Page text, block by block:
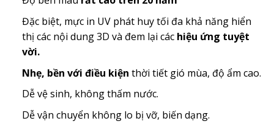
Đặc biệt, mực in UV phát huy tối đa khả năng hiển
thị các nội dung 3D và đem lại các hiệu ứng tuyệt
vời.
Nhẹ, bền với điều kiện thời tiết gió mùa, độ ẩm cao.
Dễ vệ sinh, không thấm nước.
Dễ vận chuyển không lo bị vỡ, biến dạng.